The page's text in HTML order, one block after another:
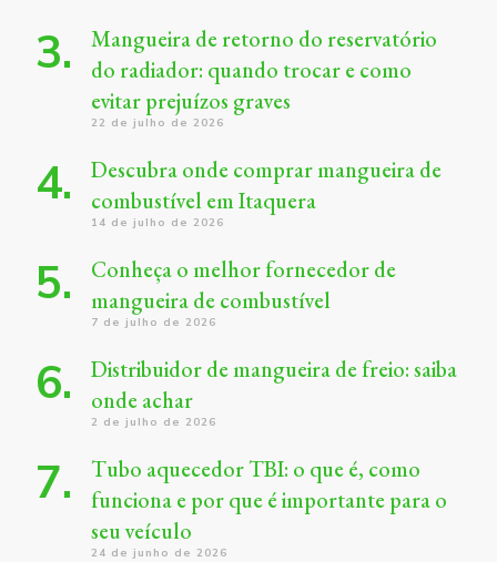
Mangueira de retorno do reservatório
do radiador: quando trocar e como
evitar prejuízos graves
22 de julho de 2026
Descubra onde comprar mangueira de
combustível em Itaquera
14 de julho de 2026
Conheça o melhor fornecedor de
mangueira de combustível
7 de julho de 2026
Distribuidor de mangueira de freio: saiba
onde achar
2 de julho de 2026
Tubo aquecedor TBI: o que é, como
funciona e por que é importante para o
seu veículo
24 de junho de 2026